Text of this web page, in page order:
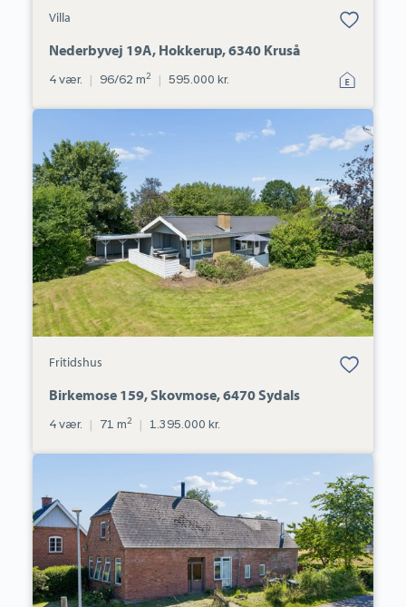
Villa
Bolig er gemt
under dine
Nederbyvej 19A, Hokkerup, 6340 Kruså
4 vær. | 96/62 m2 | 595.000 kr.
Birkemose
159,
Skovmose,
6470
Sydals
Fritidshus
Bolig er gemt
under dine
Birkemose 159, Skovmose, 6470 Sydals
4 vær. | 71 m2 | 1.395.000 kr.
8,
Dalsgård,
6300
Gråsten